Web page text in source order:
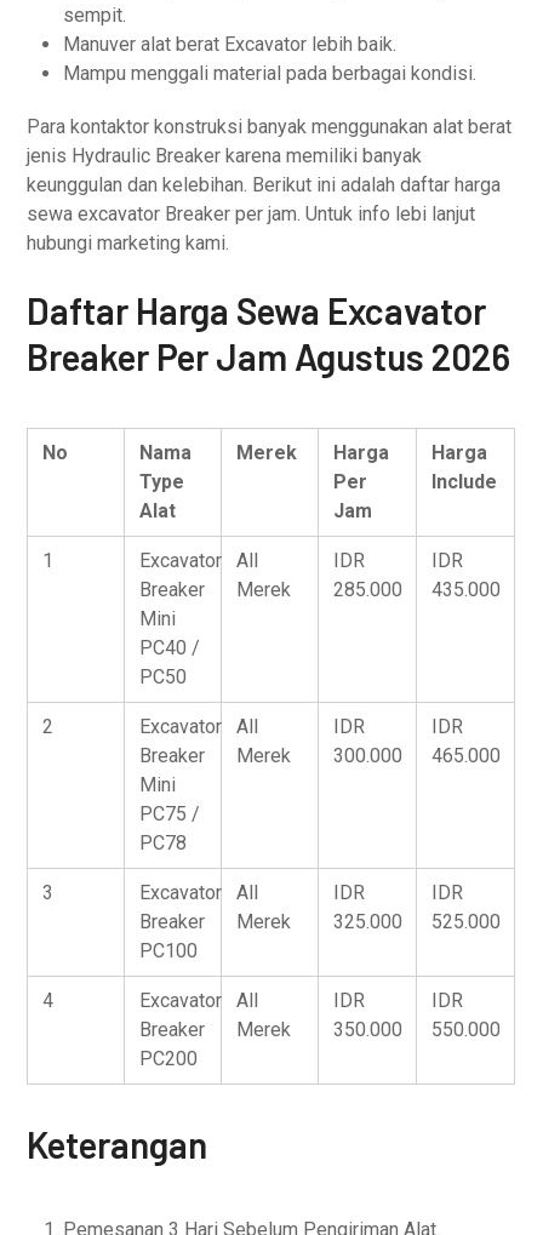
sempit.
Manuver alat berat Excavator lebih baik.
Mampu menggali material pada berbagai kondisi.
Para kontaktor konstruksi banyak menggunakan alat berat
jenis Hydraulic Breaker karena memiliki banyak
keunggulan dan kelebihan. Berikut ini adalah daftar harga
sewa excavator Breaker per jam. Untuk info lebi lanjut
hubungi marketing kami.
Daftar Harga Sewa Excavator
Breaker Per Jam Agustus 2026
No
Nama
Type
Alat
Merek
Harga
Per
Jam
Harga
Include
1
Excavator
Breaker
Mini
PC40 /
PC50
All
Merek
IDR
285.000
IDR
435.000
2
Excavator
Breaker
Mini
PC75 /
PC78
All
Merek
IDR
300.000
IDR
465.000
3
Excavator
Breaker
PC100
All
Merek
IDR
325.000
IDR
525.000
4
Excavator
Breaker
PC200
All
Merek
IDR
350.000
IDR
550.000
Keterangan
Pemesanan 3 Hari Sebelum Pengiriman Alat.